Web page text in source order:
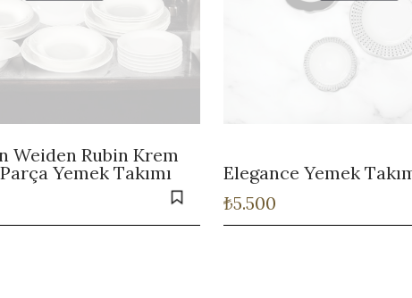
Weiden Rubin Krem
Yemek Takımı
Elegance Yemek
₺5.500